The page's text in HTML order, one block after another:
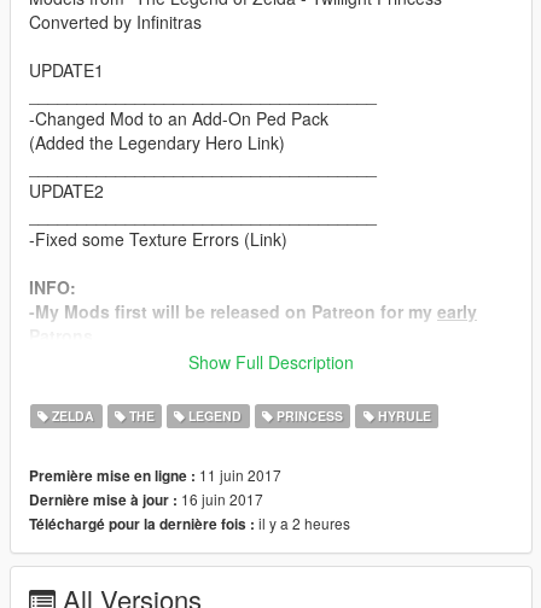
Converted by Infinitras
UPDATE1
-Changed Mod to an Add-On Ped Pack
(Added the Legendary Hero Link)
UPDATE2
-Fixed some Texture Errors (Link)
INFO:
-My Mods first will be released on Patreon for my early
-For my V.I.P Patrons i will convert an monthly exclusive
https://www.patreon.com/infinitras
Install:
!OPEN IV requiered!
-Download AddonPeds from Meth0d and follow the
instructions.
-Add the ModelName "link" as a non-streamed Ped
Show Full Description
ZELDA THE LEGEND PRINCESS HYRULE
Première mise en ligne : 11 juin 2017
Dernière mise à jour : 16 juin 2017
Téléchargé pour la dernière fois : il y a 2 heures
All Versions